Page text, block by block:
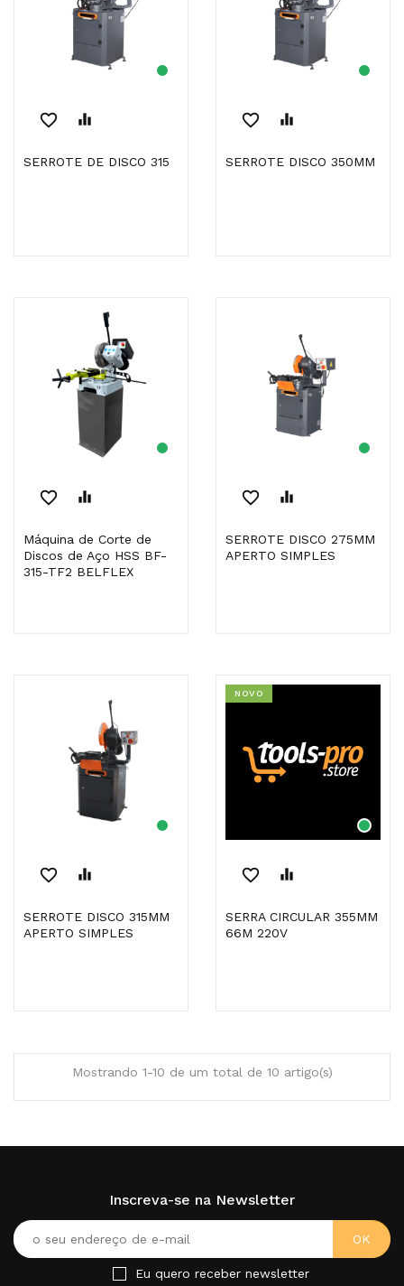
favorite_border equalizer
SERROTE DE DISCO 315
favorite_border equalizer
SERROTE DISCO 350MM
favorite_border equalizer
Máquina de Corte de
Discos de Aço HSS BF-
315-TF2 BELFLEX
favorite_border equalizer
SERROTE DISCO 275MM
APERTO SIMPLES
favorite_border equalizer
SERROTE DISCO 315MM
APERTO SIMPLES
NOVO
favorite_border equalizer
SERRA CIRCULAR 355MM
66M 220V
Mostrando 1-10 de um total de 10 artigo(s)
Inscreva-se na Newsletter
Eu quero receber newsletter